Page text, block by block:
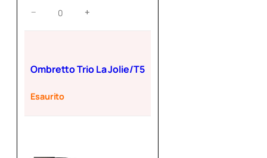
Ombretto
− +
Ombretto Trio La Jolie/T5
Esaurito